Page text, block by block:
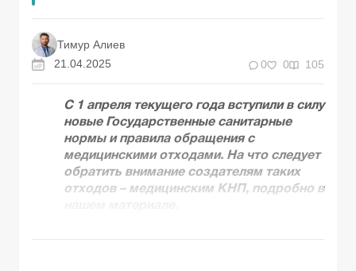
Тимур Алиев
21.04.2025
0 0 105
С 1 апреля текущего года вступили в силу
новые Государственные санитарные
нормы и правила обращения с
медицинскими отходами. На что следует
обратить внимание создателям таких
отходов – медицинским КНП, подробно в